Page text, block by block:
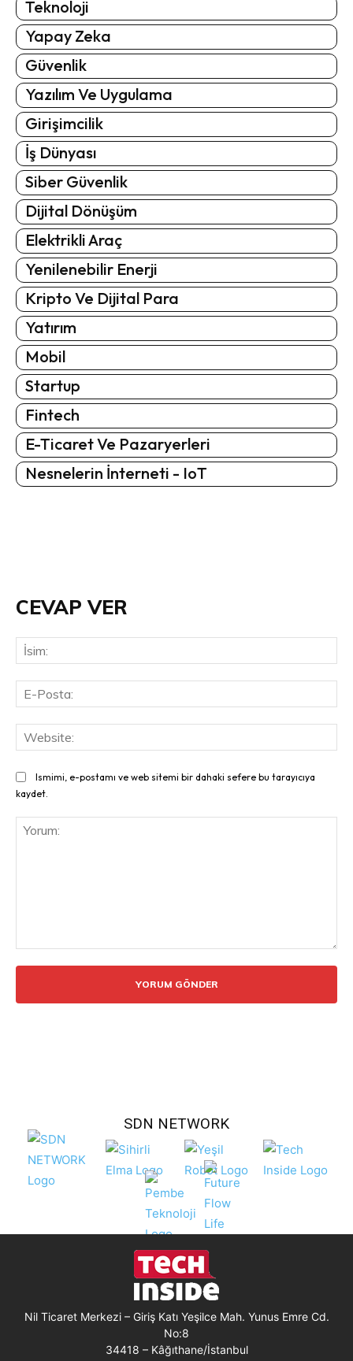
Teknoloji
Yapay Zeka
Güvenlik
Yazılım Ve Uygulama
Girişimcilik
İş Dünyası
Siber Güvenlik
Dijital Dönüşüm
Elektrikli Araç
Yenilenebilir Enerji
Kripto Ve Dijital Para
Yatırım
Mobil
Startup
Fintech
E-Ticaret Ve Pazaryerleri
Nesnelerin İnterneti - IoT
CEVAP VER
Ismimi, e-postamı ve web sitemi bir dahaki sefere bu tarayıcıya
kaydet.
SDN NETWORK
Nil Ticaret Merkezi – Giriş Katı Yeşilce Mah. Yunus Emre Cd.
No:8
34418 – Kâğıthane/İstanbul